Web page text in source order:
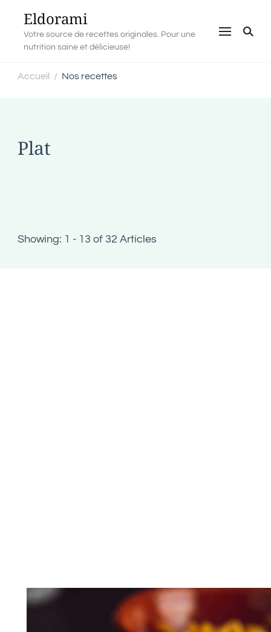
Eldorami
Votre source de recettes originales. Pour une
nutrition saine et délicieuse!
Accueil / Nos recettes
Plat
Showing: 1 - 13 of 32 Articles